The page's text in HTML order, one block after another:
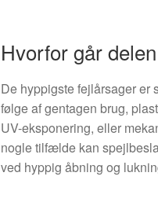
Hvorfor går
De hyppigste fejlårsager
følge af gentagen brug,
UV-eksponering, eller
nogle tilfælde kan
ved hyppig åbning og